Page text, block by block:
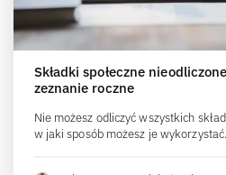
Składki społeczne
zeznanie roczne
Nie możesz odliczyć wszystkich
w jaki sposób możesz je wykorzystać.